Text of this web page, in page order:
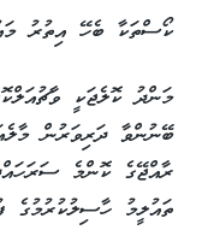
ކޯސްތަކާ ބެހޭ އިތުރު މައުލޫމާތު 3330055 ނަމްބަރަށް ގުޅައިގެން
މަންދު ކޮލެޖަކީ
ބޭނުންވާ ދަރިވަރުން
ރާއްޖޭގެ ކޮންމެ
ތައުލީމު ހާސިލުކުރުމުގެ